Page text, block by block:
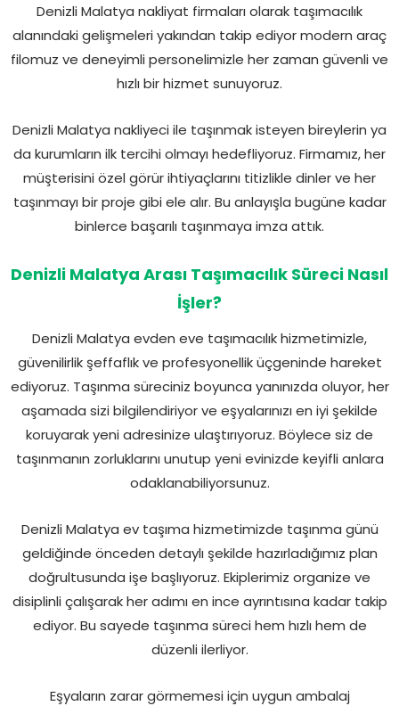
Denizli Malatya nakliyat firmaları olarak taşımacılık
alanındaki gelişmeleri yakından takip ediyor modern araç
filomuz ve deneyimli personelimizle her zaman güvenli ve
hızlı bir hizmet sunuyoruz.
Denizli Malatya nakliyeci ile taşınmak isteyen bireylerin ya
da kurumların ilk tercihi olmayı hedefliyoruz. Firmamız, her
müşterisini özel görür ihtiyaçlarını titizlikle dinler ve her
taşınmayı bir proje gibi ele alır. Bu anlayışla bugüne kadar
binlerce başarılı taşınmaya imza attık.
Denizli Malatya Arası Taşımacılık Süreci Nasıl
İşler?
Denizli Malatya evden eve taşımacılık hizmetimizle,
güvenilirlik şeffaflık ve profesyonellik üçgeninde hareket
ediyoruz. Taşınma süreciniz boyunca yanınızda oluyor, her
aşamada sizi bilgilendiriyor ve eşyalarınızı en iyi şekilde
koruyarak yeni adresinize ulaştırıyoruz. Böylece siz de
taşınmanın zorluklarını unutup yeni evinizde keyifli anlara
odaklanabiliyorsunuz.
Denizli Malatya ev taşıma hizmetimizde taşınma günü
geldiğinde önceden detaylı şekilde hazırladığımız plan
doğrultusunda işe başlıyoruz. Ekiplerimiz organize ve
disiplinli çalışarak her adımı en ince ayrıntısına kadar takip
ediyor. Bu sayede taşınma süreci hem hızlı hem de
düzenli ilerliyor.
Eşyaların zarar görmemesi için uygun ambalaj